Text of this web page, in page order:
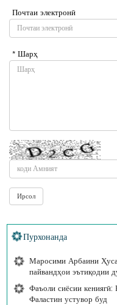
Почтаи электронӣ
* Шарҳ
Пурхонанда
Маросими Арбаини
пайвандҳои эътиқодии
Фаъоли сиёсии
Фаластин устувор буд